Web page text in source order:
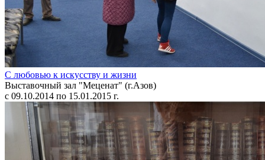
С любовью к искусству и жизни
Выставочный зал "Меценат" (г.Азов)
с 09.10.2014 по 15.01.2015 г.